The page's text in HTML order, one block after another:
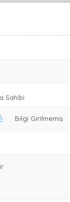
Sahibi